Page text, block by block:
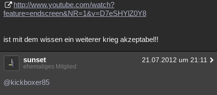
http://www.youtube.com/watch?
feature=endscreen&NR=1&v=D7eSHYlZ0Y8
ist mit dem wissen ein weiterer krieg akzeptabel!!
sunset 21.07.2012 um 21:11
ehemaliges Mitglied
@kickboxer85